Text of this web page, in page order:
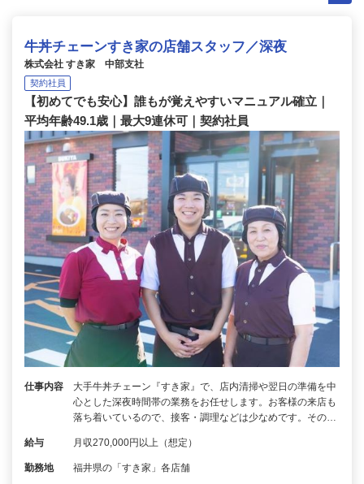
牛丼チェーンすき家の店舗スタッフ／深夜
株式会社 すき家 中部支社
契約社員
【初めてでも安心】誰もが覚えやすいマニュアル確立｜
平均年齢49.1歳｜最大9連休可｜契約社員
仕事内容
大手牛丼チェーン『すき家』で、店内清掃や翌日の準備を中
心とした深夜時間帯の業務をお任せします。お客様の来店も
落ち着いているので、接客・調理などは少なめです。その…
給与 月収270,000円以上（想定）
勤務地 福井県の「すき家」各店舗